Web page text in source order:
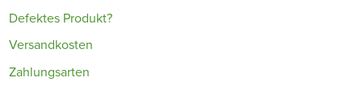
Defektes Produkt?
Versandkosten
Zahlungsarten